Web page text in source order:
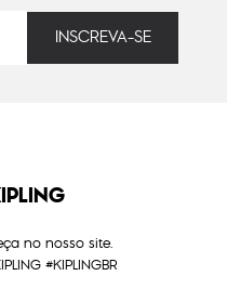
no nosso site.
#KIPLINGBR